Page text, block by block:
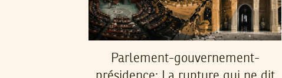
Parlement-gouvernement-